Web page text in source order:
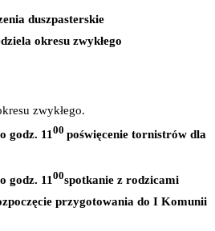
duszpasterskie
okresu zwykłego
zwykłego.
godz. 1100 poświęcenie tornistrów dla
godz. 1100spotkanie z rodzicami
przygotowania do I Komunii